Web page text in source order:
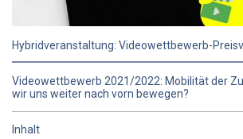
Hybridveranstaltung: Videowettbewerb-
Videowettbewerb 2021/2022: Mobilität der
wir uns weiter nach vorn bewegen?
Inhalt